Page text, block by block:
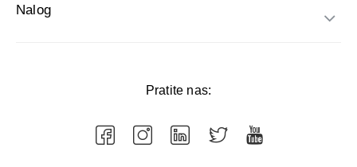
Nalog
Pratite nas: